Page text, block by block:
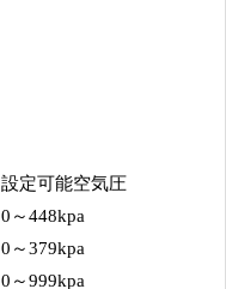
設定可能空気圧
0～448kpa
0～379kpa
0～999kpa